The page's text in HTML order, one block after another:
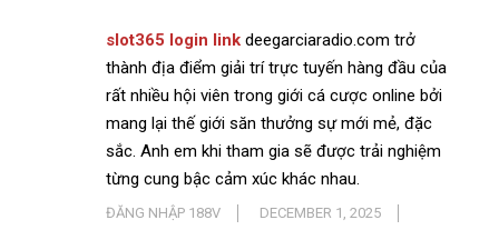
slot365 login link deegarciaradio.com trở
thành địa điểm giải trí trực tuyến hàng đầu của
rất nhiều hội viên trong giới cá cược online bởi
mang lại thế giới săn thưởng sự mới mẻ, đặc
sắc. Anh em khi tham gia sẽ được trải nghiệm
từng cung bậc cảm xúc khác nhau.
ĐĂNG NHẬP 188V
DECEMBER 1, 2025